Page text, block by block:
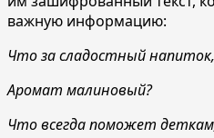
важную информацию:
Что за сладостный напиток,
Аромат малиновый?
Что всегда поможет